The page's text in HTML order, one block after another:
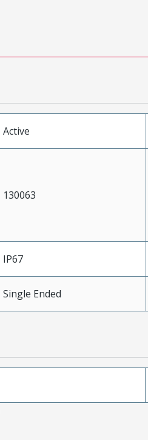
Active
130063
IP67
Single Ended